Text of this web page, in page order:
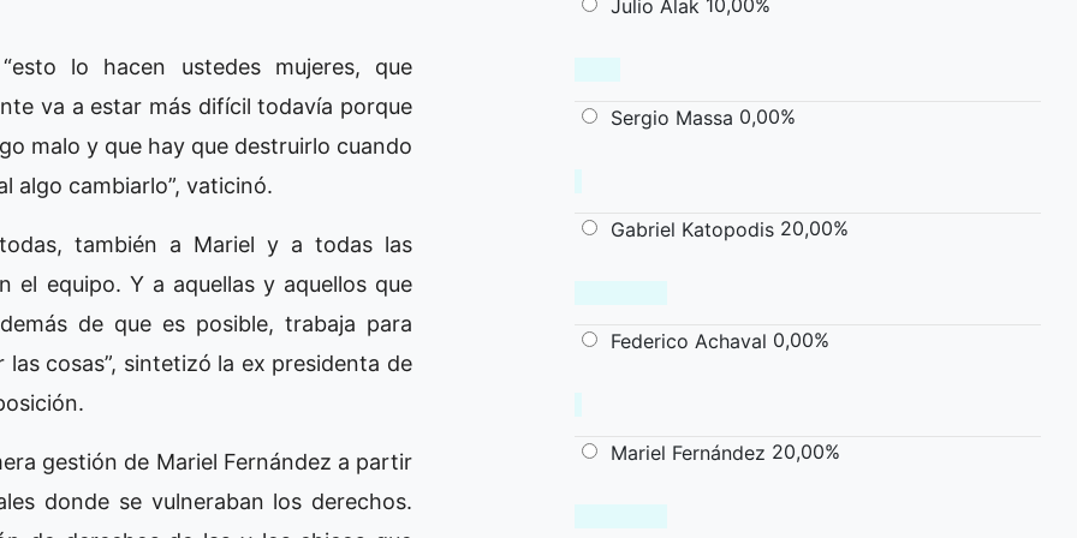
lo hacen ustedes mujeres, que
va a estar más difícil todavía porque
malo y que hay que destruirlo cuando
algo cambiarlo”, vaticinó.
también a Mariel y a todas las
el equipo. Y a aquellas y aquellos que
de que es posible, trabaja para
cosas”, sintetizó la ex presidenta de
gestión de Mariel Fernández a partir
donde se vulneraban los derechos.
Julio Alak 10,00%
Sergio Massa 0,00%
Gabriel Katopodis 20,00%
Federico Achaval 0,00%
Mariel Fernández 20,00%